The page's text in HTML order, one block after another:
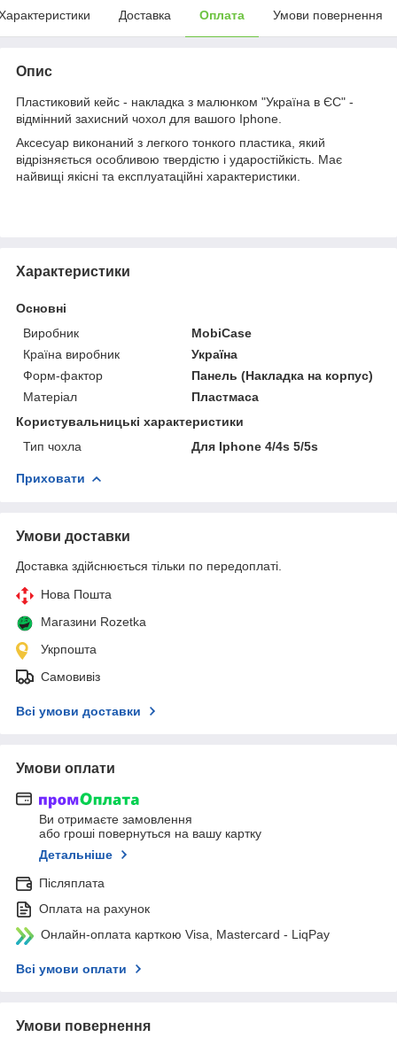
Доставка Оплата Умови повернення
Опис
Пластиковий кейс - накладка з малюнком "Україна в ЄС" -
відмінний захисний чохол для вашого Iphone.
Аксесуар виконаний з легкого тонкого пластика, який
відрізняється особливою твердістю і ударостійкість. Має
найвищі якісні та експлуатаційні характеристики.
Характеристики
Основні
Виробник
MobiCase
Країна виробник
Україна
Форм-фактор
Панель (Накладка на корпус)
Матеріал
Пластмаса
Користувальницькі характеристики
Тип чохла
Для Iphone 4/4s 5/5s
Приховати
Умови доставки
Доставка здійснюється тільки по передоплаті.
Нова Пошта
Магазини Rozetka
Укрпошта
Самовивіз
Всі умови доставки
Умови оплати
Ви отримаєте замовлення
або гроші повернуться на вашу картку
Детальніше
Післяплата
Оплата на рахунок
Онлайн-оплата карткою Visa, Mastercard - LiqPay
Всі умови оплати
Умови повернення